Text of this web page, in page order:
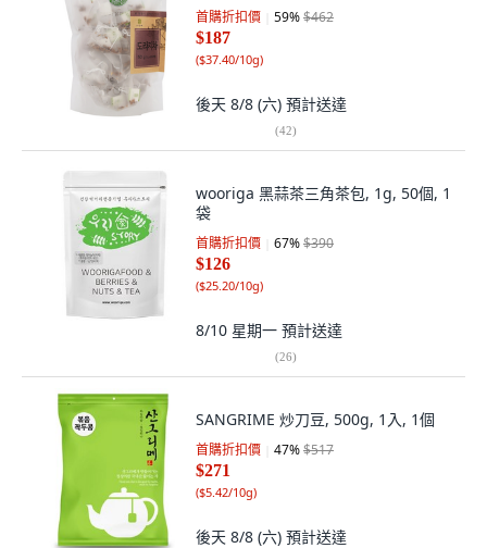
首購折扣價 59%$462
$187
($37.40/10g)
後天 8/8 (六) 預計送達
(42)
wooriga 黑蒜茶三角茶包, 1g, 50個, 1
袋
首購折扣價 67%$390
$126
($25.20/10g)
8/10 星期一 預計送達
(26)
SANGRIME 炒刀豆, 500g, 1入, 1個
首購折扣價 47%$517
$271
($5.42/10g)
後天 8/8 (六) 預計送達